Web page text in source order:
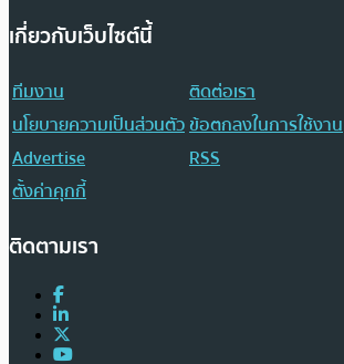
เกี่ยวกับเว็บไซต์นี้
ทีมงาน
ติดต่อเรา
นโยบายความเป็นส่วนตัวข้อตกลงในการใช้งาน
Advertise
RSS
ตั้งค่าคุกกี้
ติดตามเรา